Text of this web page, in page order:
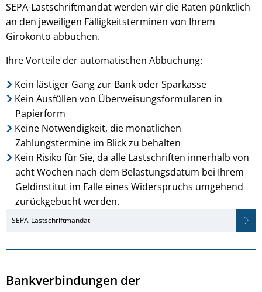
SEPA-Lastschriftmandat werden wir die Raten pünktlich
an den jeweiligen Fälligkeitsterminen von Ihrem
Girokonto abbuchen.
Ihre Vorteile der automatischen Abbuchung:
Kein lästiger Gang zur Bank oder Sparkasse
Kein Ausfüllen von Überweisungsformularen in
Papierform
Keine Notwendigkeit, die monatlichen
Zahlungstermine im Blick zu behalten
Kein Risiko für Sie, da alle Lastschriften innerhalb von
acht Wochen nach dem Belastungsdatum bei Ihrem
Geldinstitut im Falle eines Widerspruchs umgehend
zurückgebucht werden.
SEPA-Lastschriftmandat
Bankverbindungen der